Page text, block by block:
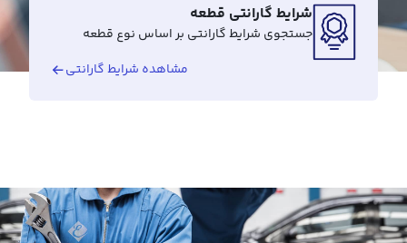
شرایط گارانتی قطعه
جستجوی شرایط گارانتی بر اساس نوع قطعه
مشاهده شرایط گارانتی